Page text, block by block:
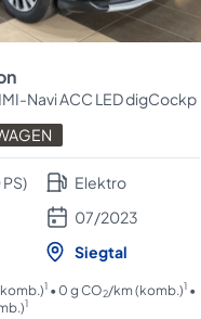
Navi ACC LED digCockp
PS)
Elektro
07/2023
Siegtal
1• 0 g CO2/km (komb.)1•
1